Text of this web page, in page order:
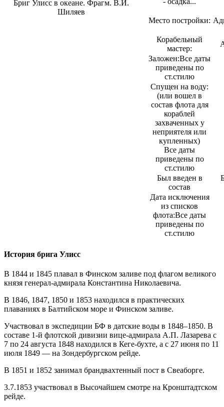
Бриг Улисс в океане. Фрагм. В.И.
Шиляев
Место постройки:
Корабельный
мастер:
Заложен:Все даты
приведены по
ст.стилю
Спущен на воду:
(или вошел в
состав флота для
кораблей
захваченных у
неприятеля или
купленных)
Все даты
приведены по
ст.стилю
Был введен в
состав
Дата исключения
из списков
флота:Все даты
приведены по
ст.стилю
История брига Улисс
В 1844 и 1845 плавал в Финском заливе под флагом великого
князя генерал-адмирала Константина Николаевича.
В 1846, 1847, 1850 и 1853 находился в практических
плаваниях в Балтийском море и Финском заливе.
Участвовал в экспедиции БФ в датские воды в 1848–1850. В
составе 1-й флотской дивизии вице-адмирала А.П. Лазарева с
7 по 24 августа 1848 находился в Кеге-бухте, а с 27 июня по 11
июля 1849 — на Зондербургском рейде.
В 1851 и 1852 занимал брандвахтенный пост в Свеаборге.
3.7.1853 участвовал в Высочайшем смотре на Кронштадтском
рейде.